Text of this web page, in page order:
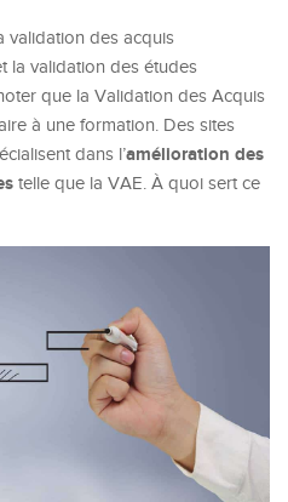
validation des acquis
la validation des études
que la Validation des Acquis
à une formation. Des sites
dans l’amélioration des
telle que la VAE. À quoi sert ce